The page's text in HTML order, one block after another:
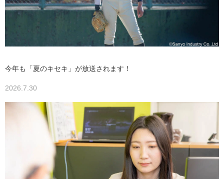
今年も「夏のキセキ」が放送されます！
2026.7.30